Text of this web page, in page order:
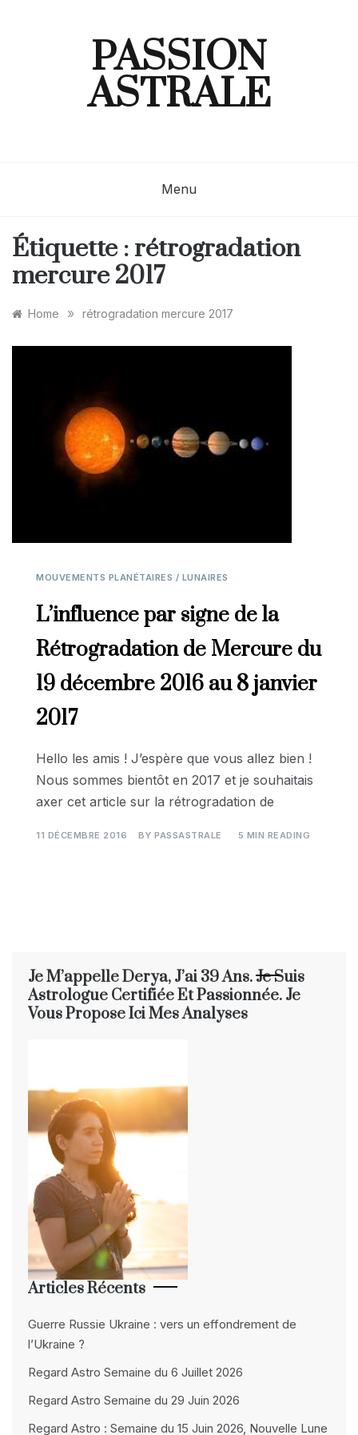
PASSION
ASTRALE
Menu
Étiquette : rétrogradation
mercure 2017
Home » rétrogradation mercure 2017
MOUVEMENTS PLANÉTAIRES / LUNAIRES
L’influence par signe de la
Rétrogradation de Mercure du
19 décembre 2016 au 8 janvier
2017
Hello les amis ! J’espère que vous allez bien !
Nous sommes bientôt en 2017 et je souhaitais
axer cet article sur la rétrogradation de
11 DÉCEMBRE 2016 BY PASSASTRALE 5 MIN READING
Je M’appelle Derya, J’ai 39 Ans. Je Suis
Astrologue Certifiée Et Passionnée. Je
Vous Propose Ici Mes Analyses
Articles Récents
Guerre Russie Ukraine : vers un effondrement de
l’Ukraine ?
Regard Astro Semaine du 6 Juillet 2026
Regard Astro Semaine du 29 Juin 2026
Regard Astro : Semaine du 15 Juin 2026, Nouvelle Lune